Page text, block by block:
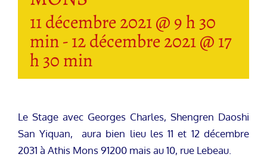
11 décembre 2021 @ 9 h 30
min-12 décembre 2021 @ 17
h 30 min
Le Stage avec Georges Charles, Shengren Daoshi
San Yiquan, aura bien lieu les 11 et 12 décembre
2031 à Athis Mons 91200 mais au 10, rue Lebeau.